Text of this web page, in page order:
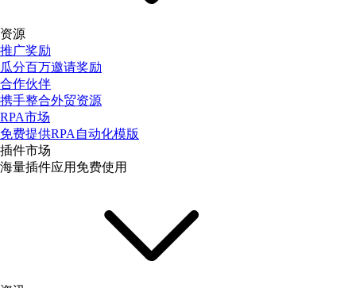
资源
推广奖励
瓜分百万邀请奖励
合作伙伴
携手整合外贸资源
RPA市场
免费提供RPA自动化模版
插件市场
海量插件应用免费使用